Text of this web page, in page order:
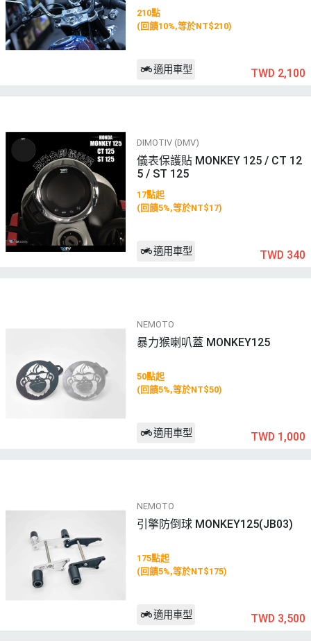
210點
(回饋10%,等於NT$210)
適用車型 TWD 2,100
DIMOTIV (DMV)
儀表保護貼 MONKEY 125 / CT 12
5 / ST 125
17點起
(回饋5%,等於NT$17)
適用車型 TWD 340
NEMOTO
暴力猴喇叭蓋 MONKEY125
50點起
(回饋5%,等於NT$50)
適用車型 TWD 1,000
NEMOTO
引擎防倒球 MONKEY125(JB03)
175點起
(回饋5%,等於NT$175)
適用車型 TWD 3,500